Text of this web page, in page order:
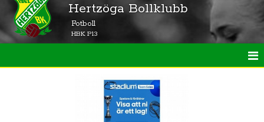
Hertzöga Bollklubb
Fotboll
HBK P13